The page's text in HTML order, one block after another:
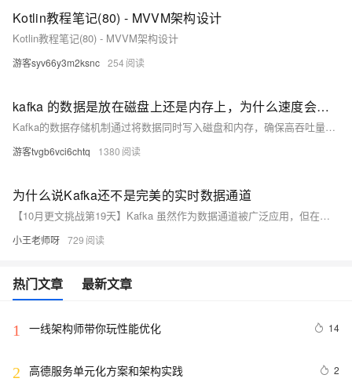
Kotlin教程笔记(80) - MVVM架构设计
Kotlin教程笔记(80) - MVVM架构设计
游客syv66y3m2ksnc 254
kafka 的数据是放在磁盘上还是内存上，为什么速度会快？
Kafka的数据存储机制通过将数据同时写入磁盘和内存，确保高吞吐量与持久性。其日志文件按主题和分区组织，使用预写日志（WAL）保证数据持久性，并借助操作系统的页缓存加速读取。Kafka采用顺序I/O、零拷贝技术和批量处理优化性能，支持分区分段以实现并行处理。示例代码展示了如何使用KafkaProducer发送消息。
游客tvgb6vci6chtq 1380
为什么说Kafka还不是完美的实时数据通道
【10月更文挑战第19天】Kafka 虽然作为数据通道被广泛应用，但在实时性、数据一致性、性能及管理方面存在局限。数据延迟受消息堆积和分区再平衡影响；数据一致性难以达到恰好一次；性能瓶颈在于网络和磁盘I/O；管理复杂性涉及集群配置与版本升级。
小王老师呀 729
热门文章 最新文章
1 一线架构师带你玩性能优化 14
2 高德服务单元化方案和架构实践 2